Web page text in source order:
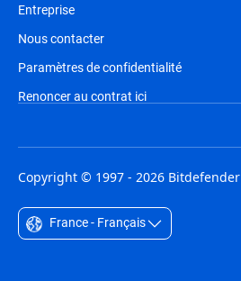
Entreprise
Nous contacter
Paramètres de confidentialité
Renoncer au contrat ici
Copyright © 1997 - 2026 Bitdefender
France - Français